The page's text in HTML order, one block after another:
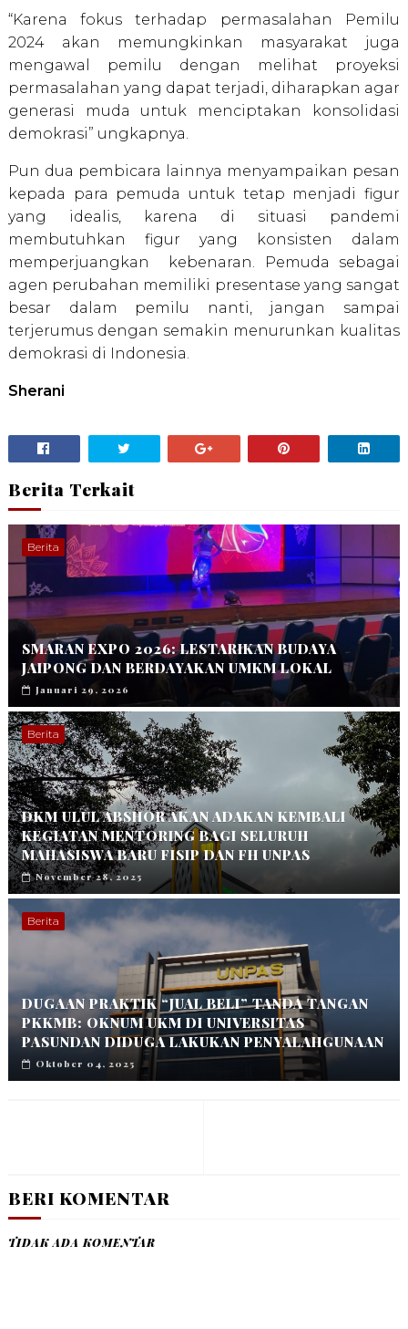
“Karena fokus terhadap permasalahan Pemilu
2024 akan memungkinkan masyarakat juga
mengawal pemilu dengan melihat proyeksi
permasalahan yang dapat terjadi, diharapkan agar
generasi muda untuk menciptakan konsolidasi
demokrasi” ungkapnya.
Pun dua pembicara lainnya menyampaikan pesan
kepada para pemuda untuk tetap menjadi figur
yang idealis, karena di situasi pandemi
membutuhkan figur yang konsisten dalam
memperjuangkan kebenaran. Pemuda sebagai
agen perubahan memiliki presentase yang sangat
besar dalam pemilu nanti, jangan sampai
terjerumus dengan semakin menurunkan kualitas
demokrasi di Indonesia.
Sherani
Berita Terkait
Berita
SMARAN EXPO 2026: LESTARIKAN BUDAYA
JAIPONG DAN BERDAYAKAN UMKM LOKAL
Januari 29, 2026
Berita
DKM ULUL ABSHOR AKAN ADAKAN KEMBALI
KEGIATAN MENTORING BAGI SELURUH
MAHASISWA BARU FISIP DAN FH UNPAS
November 28, 2025
Berita
DUGAAN PRAKTIK “JUAL BELI” TANDA TANGAN
PKKMB: OKNUM UKM DI UNIVERSITAS
PASUNDAN DIDUGA LAKUKAN PENYALAHGUNAAN
Oktober 04, 2025
BERI KOMENTAR
TIDAK ADA KOMENTAR